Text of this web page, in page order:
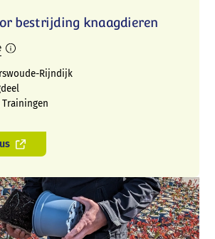
bestrijding knaagdieren
Rijndijk
Trainingen